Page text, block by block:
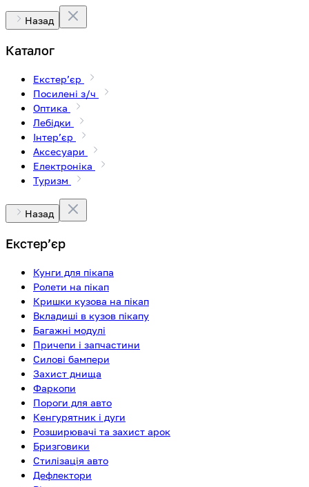
Назад
Каталог
Екстерʼєр
Посилені з/ч
Оптика
Лебідки
Інтерʼєр
Аксесуари
Електроніка
Туризм
Назад
Екстерʼєр
Кунги для пікапа
Ролети на пікап
Кришки кузова на пікап
Вкладиші в кузов пікапу
Багажні модулі
Причепи і запчастини
Силові бампери
Захист днища
Фаркопи
Пороги для авто
Кенгурятник і дуги
Розширювачі та захист арок
Бризговики
Стилізація авто
Дефлектори